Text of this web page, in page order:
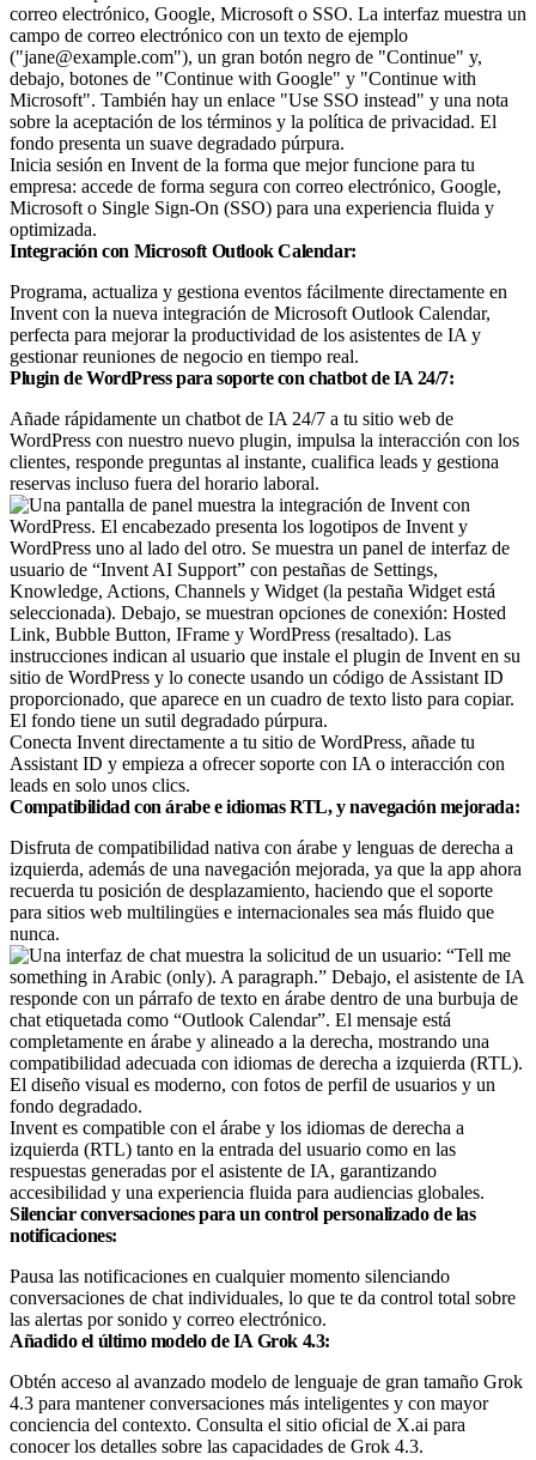
Inicia sesión en Invent de la forma que mejor funcione para tu
empresa: accede de forma segura con correo electrónico, Google,
Microsoft o Single Sign-On (SSO) para una experiencia fluida y
optimizada.
Integración con Microsoft Outlook Calendar:
Programa, actualiza y gestiona eventos fácilmente directamente en
Invent con la nueva integración de Microsoft Outlook Calendar,
perfecta para mejorar la productividad de los asistentes de IA y
gestionar reuniones de negocio en tiempo real.
Plugin de WordPress para soporte con chatbot de IA 24/7:
Añade rápidamente un chatbot de IA 24/7 a tu sitio web de
WordPress con nuestro nuevo plugin, impulsa la interacción con los
clientes, responde preguntas al instante, cualifica leads y gestiona
reservas incluso fuera del horario laboral.
Conecta Invent directamente a tu sitio de WordPress, añade tu
Assistant ID y empieza a ofrecer soporte con IA o interacción con
leads en solo unos clics.
Compatibilidad con árabe e idiomas RTL, y navegación mejorada:
Disfruta de compatibilidad nativa con árabe y lenguas de derecha a
izquierda, además de una navegación mejorada, ya que la app ahora
recuerda tu posición de desplazamiento, haciendo que el soporte
para sitios web multilingües e internacionales sea más fluido que
nunca.
Invent es compatible con el árabe y los idiomas de derecha a
izquierda (RTL) tanto en la entrada del usuario como en las
respuestas generadas por el asistente de IA, garantizando
accesibilidad y una experiencia fluida para audiencias globales.
Silenciar conversaciones para un control personalizado de las
notificaciones:
Pausa las notificaciones en cualquier momento silenciando
conversaciones de chat individuales, lo que te da control total sobre
las alertas por sonido y correo electrónico.
Añadido el último modelo de IA Grok 4.3:
Obtén acceso al avanzado modelo de lenguaje de gran tamaño Grok
4.3 para mantener conversaciones más inteligentes y con mayor
conciencia del contexto. Consulta el sitio oficial de X.ai para
conocer los detalles sobre las capacidades de Grok 4.3.